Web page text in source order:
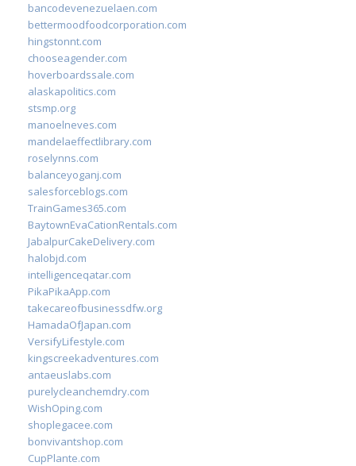
bancodevenezuelaen.com
bettermoodfoodcorporation.com
hingstonnt.com
chooseagender.com
hoverboardssale.com
alaskapolitics.com
stsmp.org
manoelneves.com
mandelaeffectlibrary.com
roselynns.com
balanceyoganj.com
salesforceblogs.com
TrainGames365.com
BaytownEvaCationRentals.com
JabalpurCakeDelivery.com
halobjd.com
intelligenceqatar.com
PikaPikaApp.com
takecareofbusinessdfw.org
HamadaOfJapan.com
VersifyLifestyle.com
kingscreekadventures.com
antaeuslabs.com
purelycleanchemdry.com
WishOping.com
shoplegacee.com
bonvivantshop.com
CupPlante.com